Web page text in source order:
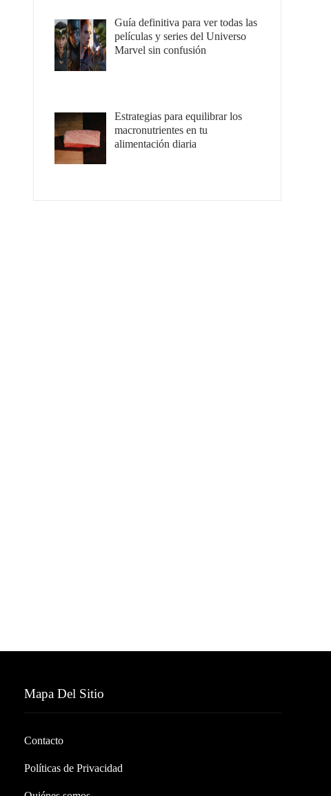
Guía definitiva para ver todas las
películas y series del Universo
Marvel sin confusión
Estrategias para equilibrar los
macronutrientes en tu
alimentación diaria
Mapa Del Sitio
Contacto
Políticas de Privacidad